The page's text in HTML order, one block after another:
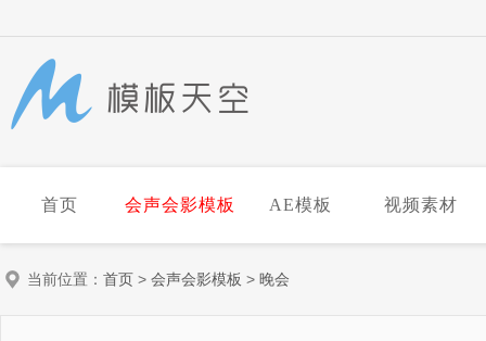
首页 会声会影模板 AE模板 视频素材
当前位置： 首页 > 会声会影模板 > 晚会